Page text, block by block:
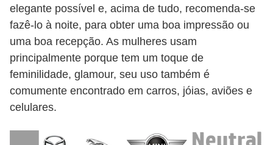
elegante possível e, acima de tudo, recomenda-se
fazê-lo à noite, para obter uma boa impressão ou
uma boa recepção. As mulheres usam
principalmente porque tem um toque de
feminilidade, glamour, seu uso também é
comumente encontrado em carros, jóias, aviões e
celulares.